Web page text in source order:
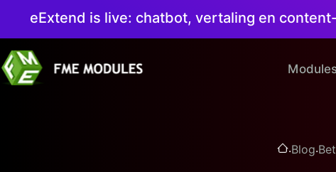
eExtend is live: chatbot, vertaling en
.Blog.